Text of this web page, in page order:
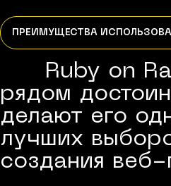
ПРЕИМУЩЕСТВА
Ruby on
рядом
делают его
лучших
создания